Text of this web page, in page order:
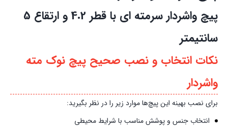
پیچ واشردار سرمته ای با قطر 4.2 و ارتقاع 5
سانتیمتر
نکات انتخاب و نصب صحیح پیچ نوک مته
واشردار
برای نصب بهینه این پیچ‌ها موارد زیر را در نظر بگیرید:
انتخاب جنس و پوشش مناسب با شرایط محیطی